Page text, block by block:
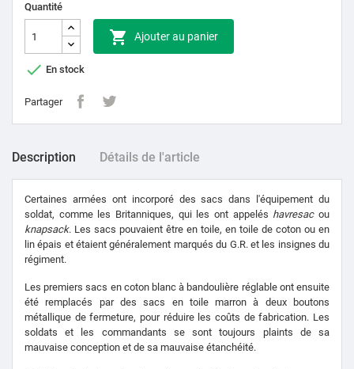
Quantité
 Ajouter au panier
 En stock
Partager
Description Détails de l'article
Certaines armées ont incorporé des sacs dans l'équipement du
soldat, comme les Britanniques, qui les ont appelés havresacou
knapsack. Les sacs pouvaient être en toile, en toile de coton ou en
lin épais et étaient généralement marqués du G.R. et les insignes du
régiment.
Les premiers sacs en coton blanc à bandoulière réglable ont ensuite
été remplacés par des sacs en toile marron à deux boutons
métallique de fermeture, pour réduire les coûts de fabrication. Les
soldats et les commandants se sont toujours plaints de sa
mauvaise conception et de sa mauvaise étanchéité.